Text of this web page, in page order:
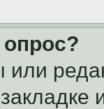
опрос?